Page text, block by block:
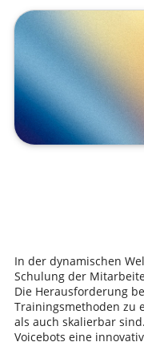
In der dynamischen
Schulung der
Die Herausforderung
Trainingsmethoden zu
als auch skalierbar
Voicebots eine